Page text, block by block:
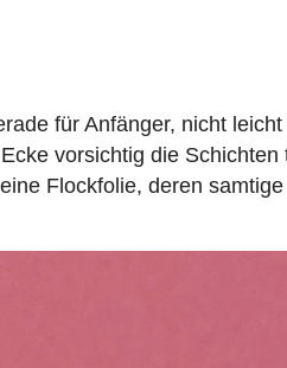
für Anfänger, nicht
vorsichtig die
Flockfolie, deren